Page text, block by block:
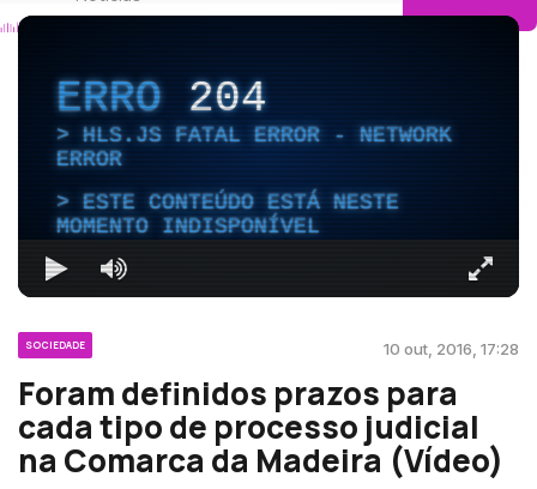
ERRO204
HLS.JS FATAL ERROR - NETWORK
ERROR
ESTE CONTEÚDO ESTÁ NESTE
MOMENTO INDISPONÍVEL
SOCIEDADE 10 out, 2016, 17:28
Foram definidos prazos para
cada tipo de processo judicial
na Comarca da Madeira (Vídeo)